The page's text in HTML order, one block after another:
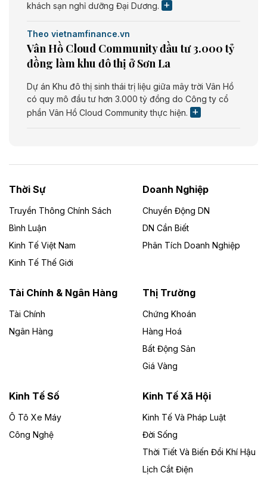
khách sạn nghỉ dưỡng Đại Dương.
Theo vietnamfinance.vn
Vân Hồ Cloud Community đầu tư 3.000 tỷ
đồng làm khu đô thị ở Sơn La
Dự án Khu đô thị sinh thái trị liệu giữa mây trời Vân Hồ
có quy mô đầu tư hơn 3.000 tỷ đồng do Công ty cổ
phần Vân Hồ Cloud Community thực hiện.
Dự án Nhà máy xử lý rác và phát điện Bắc Giang do
Công ty TNHH Năng lượng môi trường Bắc Giang làm
Theo vietnamfinance.vn
Đức Long Gia Lai mở rộng ‘hệ sinh thái’
Lai
Bốn doanh nghiệp có sự góp vốn của Công ty Cổ
phần Tập đoàn Đức Long Gia Lai (HoSE: DLG) được
Gia Lai với tổng vốn hơn 4.750 tỷ đồng.
Đồng Nai cho thuê gần 59 ha đất làm khu
công nghiệp ở Long Thành
UBND TP Đồng Nai cho Công ty Amata thuê gần 59 ha
đất để đầu tư khu công nghiệp công nghệ cao Long
Thời Sự
Truyền Thông Chính Sách
Bình Luận
Kinh Tế Việt Nam
Kinh Tế Thế Giới
Doanh Nghiệp
Chuyển Động DN
DN Cần Biết
Phân Tích Doanh Nghiệp
Tài Chính & Ngân Hàng
Tài Chính
Ngân Hàng
Thị Trường
Chứng Khoán
Hàng Hoá
Bất Động Sản
Giá Vàng
Kinh Tế Số
Ô Tô Xe Máy
Công Nghệ
Kinh Tế Xã Hội
Kinh Tế Và Pháp Luật
Đời Sống
Thời Tiết Và Biến Đổi Khí Hậu
Lịch Cắt Điện